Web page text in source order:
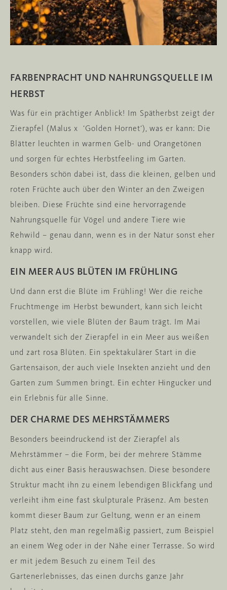
FARBENPRACHT UND NAHRUNGSQUELLE IM
HERBST
Was für ein prächtiger Anblick! Im Spätherbst zeigt der
Zierapfel (Malus x ‘Golden Hornet‘), was er kann: Die
Blätter leuchten in warmen Gelb- und Orangetönen
und sorgen für echtes Herbstfeeling im Garten.
Besonders schön dabei ist, dass die kleinen, gelben und
roten Früchte auch über den Winter an den Zweigen
bleiben. Diese Früchte sind eine hervorragende
Nahrungsquelle für Vögel und andere Tiere wie
Rehwild – genau dann, wenn es in der Natur sonst eher
knapp wird.
EIN MEER AUS BLÜTEN IM FRÜHLING
Und dann erst die Blüte im Frühling! Wer die reiche
Fruchtmenge im Herbst bewundert, kann sich leicht
vorstellen, wie viele Blüten der Baum trägt. Im Mai
verwandelt sich der Zierapfel in ein Meer aus weißen
und zart rosa Blüten. Ein spektakulärer Start in die
Gartensaison, der auch viele Insekten anzieht und den
Garten zum Summen bringt. Ein echter Hingucker und
ein Erlebnis für alle Sinne.
DER CHARME DES MEHRSTÄMMERS
Besonders beeindruckend ist der Zierapfel als
Mehrstämmer – die Form, bei der mehrere Stämme
dicht aus einer Basis herauswachsen. Diese besondere
Struktur macht ihn zu einem lebendigen Blickfang und
verleiht ihm eine fast skulpturale Präsenz. Am besten
kommt dieser Baum zur Geltung, wenn er an einem
Platz steht, den man regelmäßig passiert, zum Beispiel
an einem Weg oder in der Nähe einer Terrasse. So wird
er mit jedem Besuch zu einem Teil des
Gartenerlebnisses, das einen durchs ganze Jahr